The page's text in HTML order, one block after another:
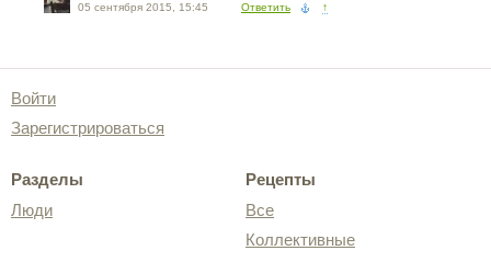
05 сентября 2015, 15:45 Ответить ↑
Войти
Зарегистрироваться
Разделы
Люди
Рецепты
Все
Коллективные